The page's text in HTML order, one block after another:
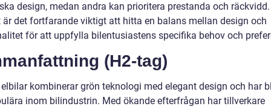
design, medan andra kan prioritera prestanda och
är det fortfarande viktigt att hitta en balans mellan design och
för att uppfylla bilentusiastens specifika behov och
(H2-tag)
kombinerar grön teknologi med elegant design och har
inom bilindustrin. Med ökande efterfrågan har tillverkare